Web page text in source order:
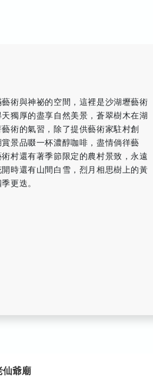
術與神祕的空間，這裡是沙湖壢藝術
獨厚的盡享自然美景，蒼翠樹木在湖
術的氣習，除了提供藝術家駐村創
景品啜一杯濃醇咖啡，盡情倘徉藝
村還有著季節限定的農村景致，永遠
時還有山間白雪，烈月相思樹上的黃
更迭。
仙爺廟